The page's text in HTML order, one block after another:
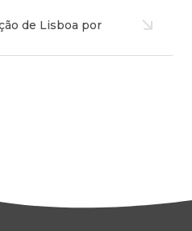
de Lisboa por